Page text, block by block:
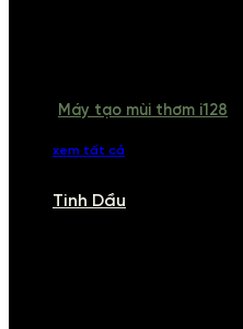
Máy tạo mùi thơm i128
xem tất cả
Tinh Dầu